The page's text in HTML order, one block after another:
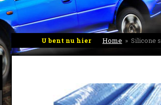
U bent nu hier Home » Silicone